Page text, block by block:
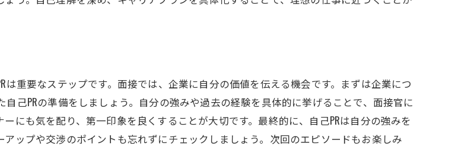
注目すべき求人市場のポイント
が求人市場に与える影響
知っておくべき最新の労働市場情報
人市場の見通しと求職者の対応策
重要なステップです。面接では、企業に自分の価値を伝える機会です。まずは企業につ
己PRの準備をしましょう。自分の強みや過去の経験を具体的に挙げることで、面接官に
にも気を配り、第一印象を良くすることが大切です。最終的に、自己PRは自分の強みを
ップや交渉のポイントも忘れずにチェックしましょう。次回のエピソードもお楽しみ